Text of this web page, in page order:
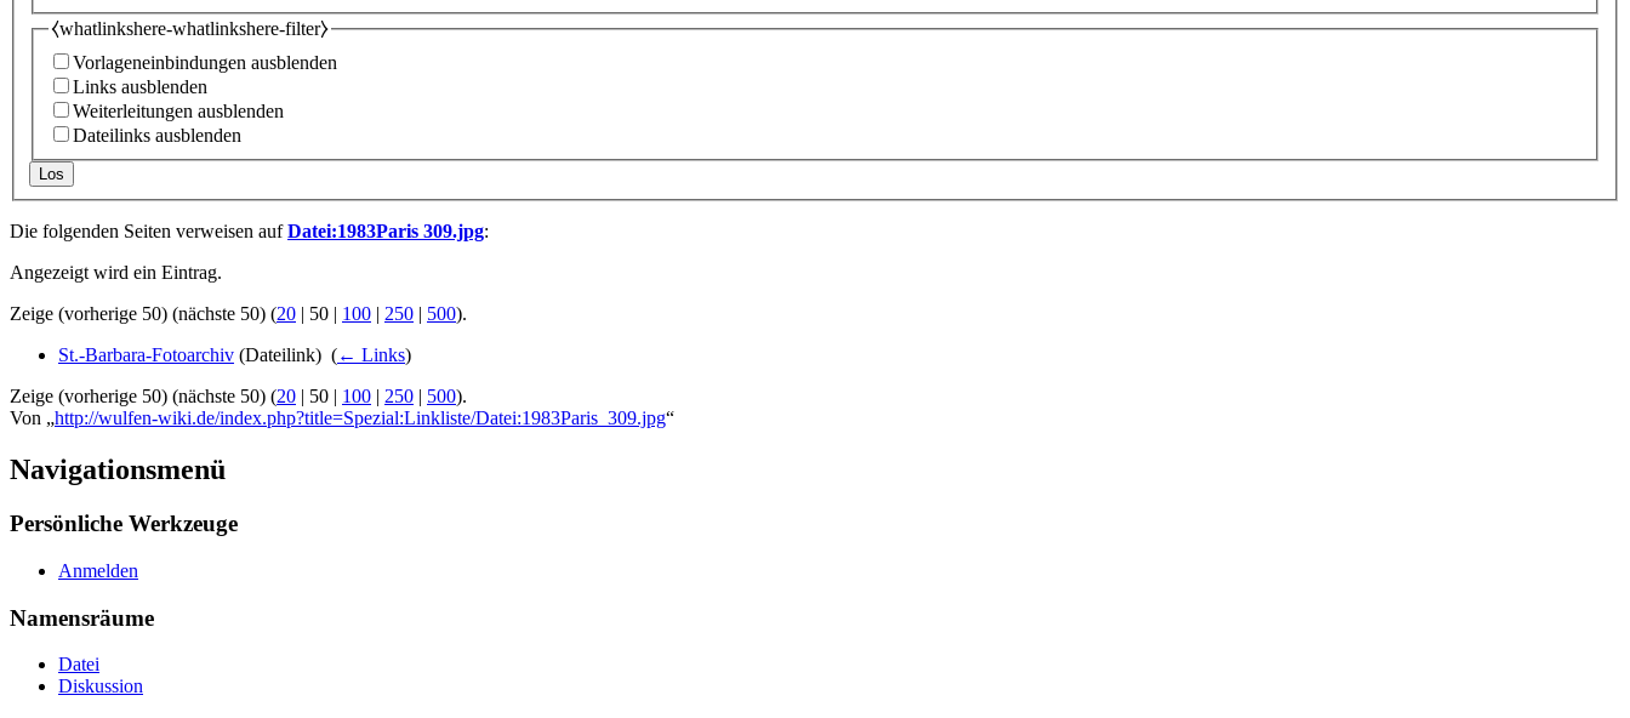
⧼whatlinkshere-whatlinkshere-filter⧽
Vorlageneinbindungen ausblenden
Links ausblenden
Weiterleitungen ausblenden
Dateilinks ausblenden
Los
Die folgenden Seiten verweisen aufDatei:1983Paris 309.jpg:
Angezeigt wird ein Eintrag.
Zeige (vorherige 50) (nächste 50) (20 | 50 | 100 | 250 | 500).
St.-Barbara-Fotoarchiv (Dateilink) ‎ (← Links)
Zeige (vorherige 50) (nächste 50) (20 | 50 | 100 | 250 | 500).
Von „http://wulfen-wiki.de/index.php?title=Spezial:Linkliste/Datei:1983Paris_309.jpg“
Navigationsmenü
Persönliche Werkzeuge
Anmelden
Namensräume
Datei
Diskussion